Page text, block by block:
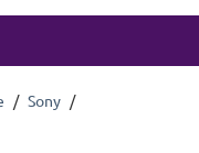
/ Sony /